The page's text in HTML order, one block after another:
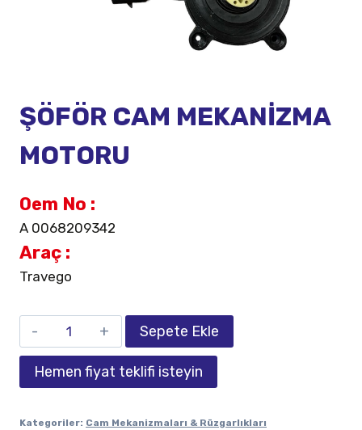
ŞÖFÖR CAM MEKANİZMA
MOTORU
Oem No :
A 0068209342
Araç :
Travego
Sepete Ekle
Hemen fiyat teklifi isteyin
Kategoriler: Cam Mekanizmaları & Rüzgarlıkları